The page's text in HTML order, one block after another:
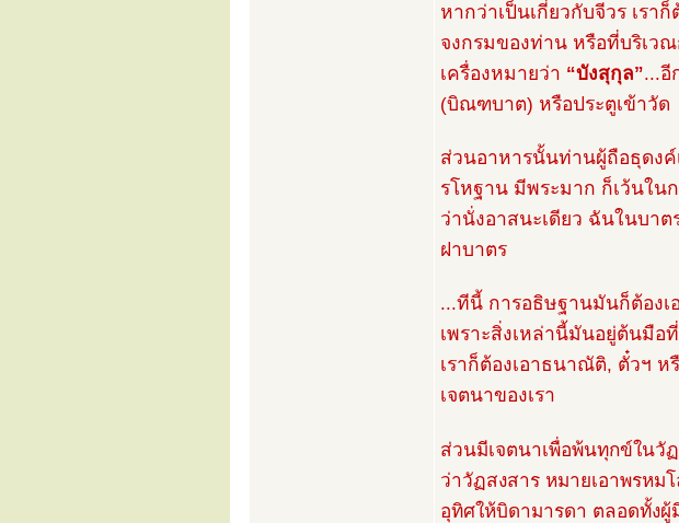
หากว่าเป็นเกี่ยวกับจีวร เร
จงกรมของท่าน หรือที่บริเว
เครื่องหมายว่า “บังสุกุล”...อี
(บิณฑบาต) หรือประตูเข้าวัด
ส่วนอาหารนั้นท่านผู้ถือธุดง
รโหฐาน มีพระมาก ก็เว้นใน
ว่านั่งอาสนะเดียว ฉันในบา
ฝาบาตร
...ทีนี้ การอธิษฐานมันก็ต้องเ
เพราะสิ่งเหล่านี้มันอยู่ต้นมือ
เราก็ต้องเอาธนาณัติ, ตั๋วฯ
เจตนาของเรา
ส่วนมีเจตนาเพื่อพ้นทุกข์ในวั
ว่าวัฏสงสาร หมายเอาพรหม
อุทิศให้บิดามารดา ตลอดทั้ง